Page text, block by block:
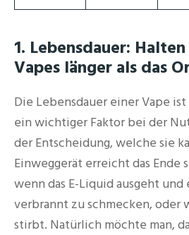
1. Lebensdauer:
Vapes länger als das
Die Lebensdauer einer Vape
ein wichtiger Faktor bei der
der Entscheidung, welche sie
Einweggerät erreicht das Ende
wenn das E-Liquid ausgeht und
verbrannt zu schmecken, oder
stirbt. Natürlich möchte man,